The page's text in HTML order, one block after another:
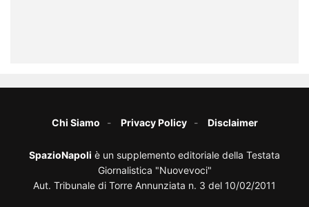
Chi Siamo Privacy Policy Disclaimer
SpazioNapoli è un supplemento editoriale della Testata
Giornalistica "Nuovevoci"
Aut. Tribunale di Torre Annunziata n. 3 del 10/02/2011